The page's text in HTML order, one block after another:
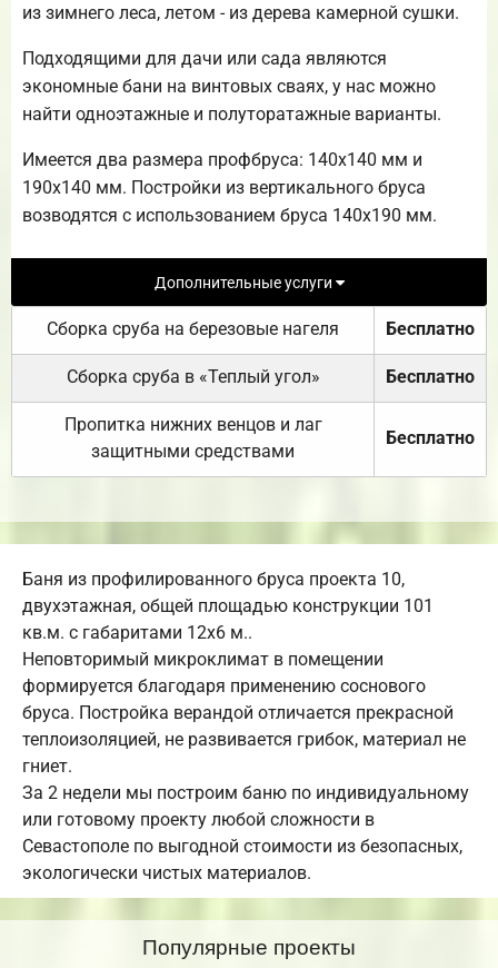
из зимнего леса, летом - из дерева камерной сушки.
Подходящими для дачи или сада являются
экономные бани на винтовых сваях, у нас можно
найти одноэтажные и полуторатажные варианты.
Имеется два размера профбруса: 140х140 мм и
190х140 мм. Постройки из вертикального бруса
возводятся с использованием бруса 140х190 мм.
Дополнительные услуги
Сборка сруба на березовые нагеля Бесплатно
Сборка сруба в «Теплый угол» Бесплатно
Пропитка нижних венцов и лаг
защитными средствами
Бесплатно
Баня из профилированного бруса проекта 10,
двухэтажная, общей площадью конструкции 101
кв.м. c габаритами 12х6 м..
Неповторимый микроклимат в помещении
формируется благодаря применению соснового
бруса. Постройка верандой отличается прекрасной
теплоизоляцией, не развивается грибок, материал не
гниет.
За 2 недели мы построим баню по индивидуальному
или готовому проекту любой сложности в
Севастополе по выгодной стоимости из безопасных,
экологически чистых материалов.
Популярные проекты